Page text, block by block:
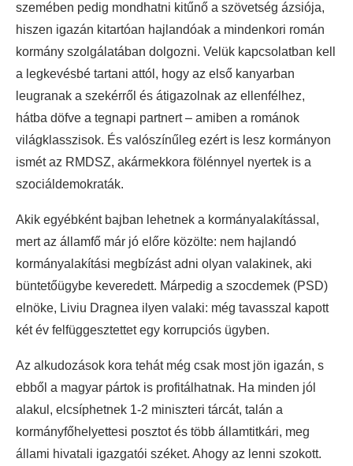
szemében pedig mondhatni kitűnő a szövetség ázsiója,
hiszen igazán kitartóan hajlandóak a mindenkori román
kormány szolgálatában dolgozni. Velük kapcsolatban kell
a legkevésbé tartani attól, hogy az első kanyarban
leugranak a szekérről és átigazolnak az ellenfélhez,
hátba döfve a tegnapi partnert – amiben a románok
világklasszisok. És valószínűleg ezért is lesz kormányon
ismét az RMDSZ, akármekkora fölénnyel nyertek is a
szociáldemokraták.
Akik egyébként bajban lehetnek a kormányalakítással,
mert az államfő már jó előre közölte: nem hajlandó
kormányalakítási megbízást adni olyan valakinek, aki
büntetőügybe keveredett. Márpedig a szocdemek (PSD)
elnöke, Liviu Dragnea ilyen valaki: még tavasszal kapott
két év felfüggesztettet egy korrupciós ügyben.
Az alkudozások kora tehát még csak most jön igazán, s
ebből a magyar pártok is profitálhatnak. Ha minden jól
alakul, elcsíphetnek 1-2 miniszteri tárcát, talán a
kormányfőhelyettesi posztot és több államtitkári, meg
állami hivatali igazgatói széket. Ahogy az lenni szokott.